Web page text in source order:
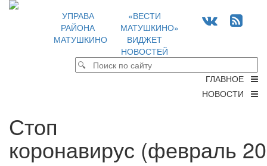
УПРАВА
РАЙОНА
МАТУШКИНО
«ВЕСТИ
МАТУШКИНО»
ВИДЖЕТ
НОВОСТЕЙ
ГЛАВНОЕ
НОВОСТИ
Стоп
коронавирус (февраль